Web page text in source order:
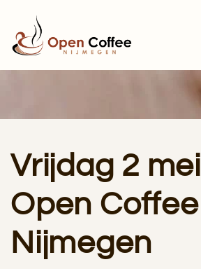
Terug naar hoofdinhoud
Vrijdag 2
Open Coffee
Nijmegen